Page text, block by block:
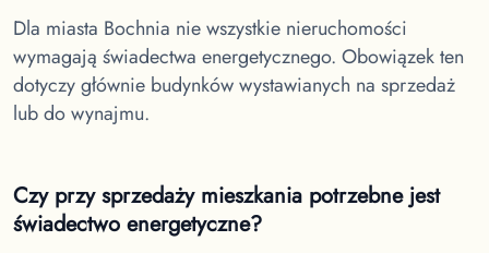
Dla miasta Bochnia nie wszystkie nieruchomości
wymagają świadectwa energetycznego. Obowiązek ten
dotyczy głównie budynków wystawianych na sprzedaż
lub do wynajmu.
Czy przy sprzedaży mieszkania potrzebne jest
świadectwo energetyczne?